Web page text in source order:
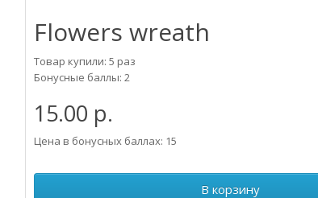
Flowers wreath
Товар купили: 5 раз
Бонусные баллы: 2
15.00 р.
Цена в бонусных баллах: 15
В корзину